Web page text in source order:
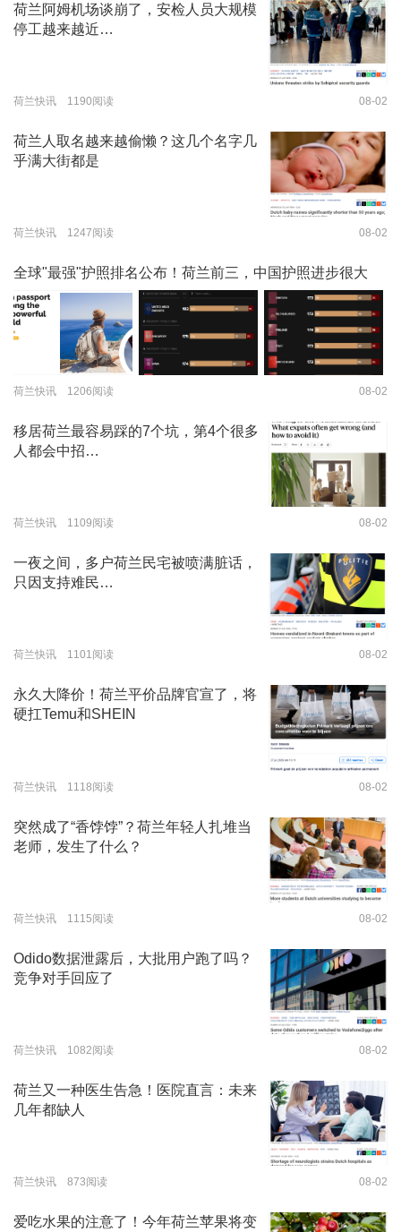
荷兰阿姆机场谈崩了，安检人员大规模
停工越来越近…
荷兰快讯 1190阅读 08-02
荷兰人取名越来越偷懒？这几个名字几
乎满大街都是
荷兰快讯 1247阅读 08-02
全球"最强"护照排名公布！荷兰前三，中国护照进步很大
荷兰快讯 1206阅读 08-02
移居荷兰最容易踩的7个坑，第4个很多
人都会中招…
荷兰快讯 1109阅读 08-02
一夜之间，多户荷兰民宅被喷满脏话，
只因支持难民…
荷兰快讯 1101阅读 08-02
永久大降价！荷兰平价品牌官宣了，将
硬扛Temu和SHEIN
荷兰快讯 1118阅读 08-02
突然成了“香饽饽”？荷兰年轻人扎堆当
老师，发生了什么？
荷兰快讯 1115阅读 08-02
Odido数据泄露后，大批用户跑了吗？
竞争对手回应了
荷兰快讯 1082阅读 08-02
荷兰又一种医生告急！医院直言：未来
几年都缺人
荷兰快讯 873阅读 08-02
爱吃水果的注意了！今年荷兰苹果将变